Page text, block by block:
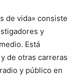
de vida» consiste
y
Está
de otras carreras
y público en